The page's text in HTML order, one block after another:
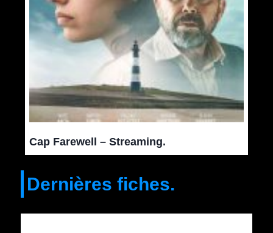
Cap Farewell – Streaming.
Dernières fiches.